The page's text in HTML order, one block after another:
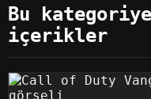
Bu
içerikler